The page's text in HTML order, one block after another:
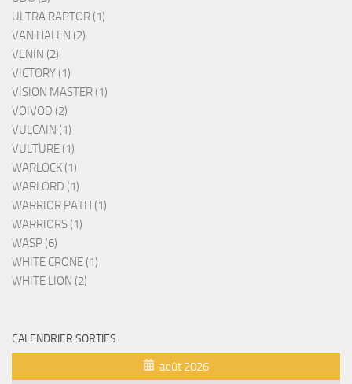
ULTRA RAPTOR (1)
VAN HALEN (2)
VENIN (2)
VICTORY (1)
VISION MASTER (1)
VOIVOD (2)
VULCAIN (1)
VULTURE (1)
WARLOCK (1)
WARLORD (1)
WARRIOR PATH (1)
WARRIORS (1)
WASP (6)
WHITE CRONE (1)
WHITE LION (2)
CALENDRIER SORTIES
août 2026